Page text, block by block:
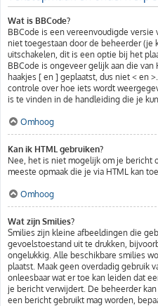
Wat is BBCode?
BBCode is een vereenvoudigde versie
niet toegestaan door de beheerder (je
uitschakelen, dit is een optie bij het
BBCode is ongeveer gelijk aan die
haakjes [ en ] geplaatst, dus niet < en
controle over hoe iets wordt
is te vinden in de handleiding die je
Omhoog
Kan ik HTML gebruiken?
Nee, het is niet mogelijk om je bericht
meeste opmaak die je via HTML kan
Omhoog
Wat zijn Smilies?
Smilies zijn kleine afbeeldingen die
gevoelstoestand uit te drukken,
ongelukkig. Alle beschikbare smilies
plaatst. Maak geen overdadig gebruik
onleesbaar wat er toe kan leiden dat
je bericht verwijdert. De beheerder
een bericht gebruikt mag worden,